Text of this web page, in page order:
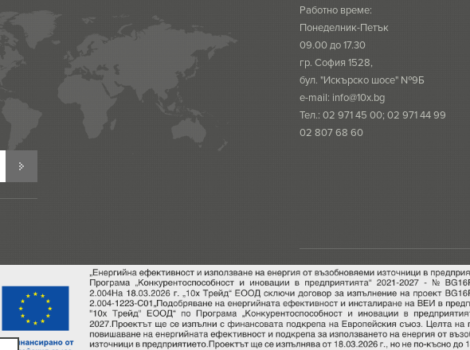
Работно време:
Понеделник-Петък
09.00 до 17.30
гр. София 1528,
бул. "Искърско шосе" №9Б
e-mail: info@10x.bg
Тел.: 02 971 45 00; 02 971 44 99
02 807 68 60